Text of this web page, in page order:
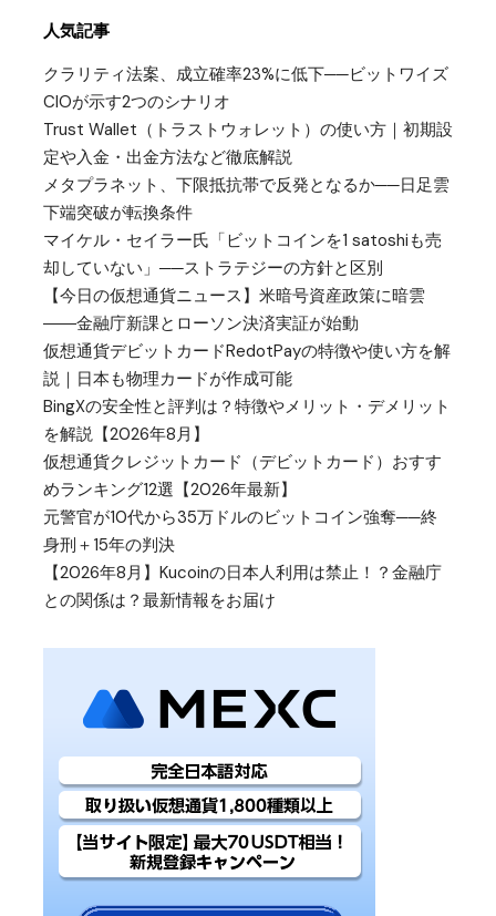
人気記事
クラリティ法案、成立確率23%に低下──ビットワイズ
CIOが示す2つのシナリオ
Trust Wallet（トラストウォレット）の使い方｜初期設
定や入金・出金方法など徹底解説
メタプラネット、下限抵抗帯で反発となるか──日足雲
下端突破が転換条件
マイケル・セイラー氏「ビットコインを1 satoshiも売
却していない」──ストラテジーの方針と区別
【今日の仮想通貨ニュース】米暗号資産政策に暗雲
――金融庁新課とローソン決済実証が始動
仮想通貨デビットカードRedotPayの特徴や使い方を解
説｜日本も物理カードが作成可能
BingXの安全性と評判は？特徴やメリット・デメリット
を解説【2026年8月】
仮想通貨クレジットカード（デビットカード）おすす
めランキング12選【2026年最新】
元警官が10代から35万ドルのビットコイン強奪──終
身刑＋15年の判決
【2026年8月】Kucoinの日本人利用は禁止！？金融庁
との関係は？最新情報をお届け